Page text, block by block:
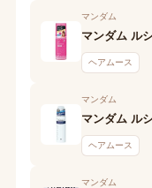
マンダム
ヘアムース
マンダム
ヘアムース
マンダム